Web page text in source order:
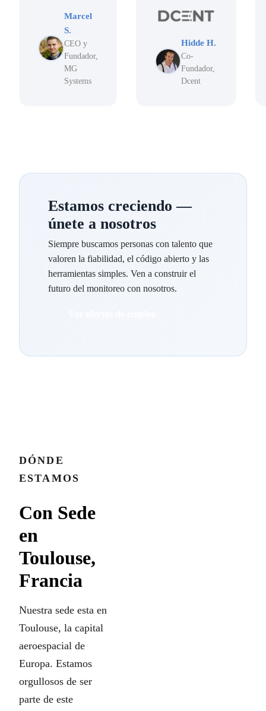
Marcel
S.
CEO y
Fundador,
MG
Systems
Hidde H.
Co-
Fundador,
Dcent
Estamos creciendo —
únete a nosotros
Siempre buscamos personas con talento que
valoren la fiabilidad, el código abierto y las
herramientas simples. Ven a construir el
futuro del monitoreo con nosotros.
DÓNDE
ESTAMOS
Con Sede
en
Toulouse,
Francia
Nuestra sede esta en
Toulouse, la capital
aeroespacial de
Europa. Estamos
orgullosos de ser
parte de este